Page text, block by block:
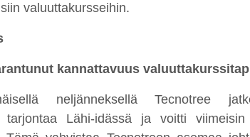
valuuttakursseihin.
kannattavuus
neljänneksellä Tecnotree
tarjontaa Lähi-idässä ja voitti viimeisin